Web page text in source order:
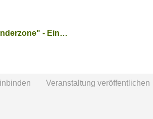
- Ein…
Veranstaltung veröffentlichen